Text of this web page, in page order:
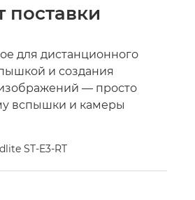
поставки
для дистанционного
и создания
— просто
вспышки и камеры
ST-E3-RT